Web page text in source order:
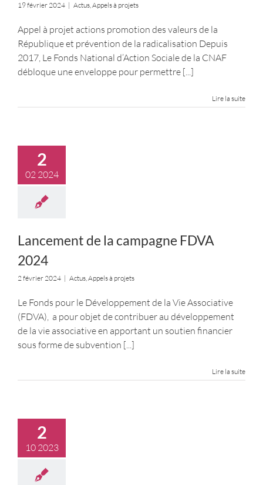
19 février 2024 | Actus,Appels à projets
Appel à projet actions promotion des valeurs de la
République et prévention de la radicalisation Depuis
2017, Le Fonds National d’Action Sociale de la CNAF
débloque une enveloppe pour permettre [...]
Lire la suite
2
02 2024
Lancement de la campagne FDVA
2024
2 février 2024 | Actus,Appels à projets
Le Fonds pour le Développement de la Vie Associative
(FDVA), a pour objet de contribuer au développement
de la vie associative en apportant un soutien financier
sous forme de subvention [...]
Lire la suite
2
10 2023